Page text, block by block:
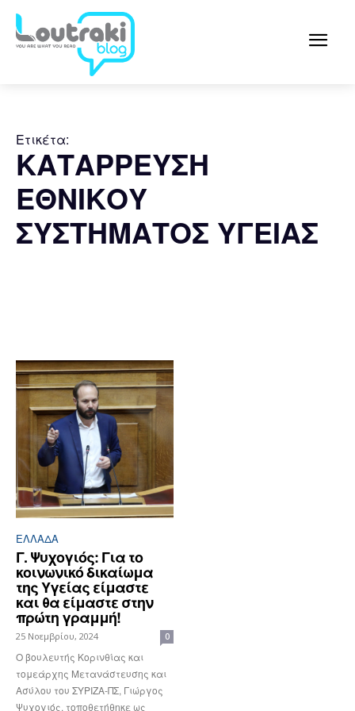
Ετικέτα:
ΚΑΤΑΡΡΕΥΣΗ
ΕΘΝΙΚΟΥ
ΣΥΣΤΗΜΑΤΟΣ ΥΓΕΙΑΣ
ΕΛΛΆΔΑ
Γ. Ψυχογιός: Για το
κοινωνικό δικαίωμα
της Υγείας είμαστε
και θα είμαστε στην
πρώτη γραμμή!
25 Νοεμβρίου, 2024 0
Ο βουλευτής Κορινθίας και
τομεάρχης Μετανάστευσης και
Ασύλου του ΣΥΡΙΖΑ-ΠΣ, Γιώργος
Ψυχογιός, τοποθετήθηκε ως